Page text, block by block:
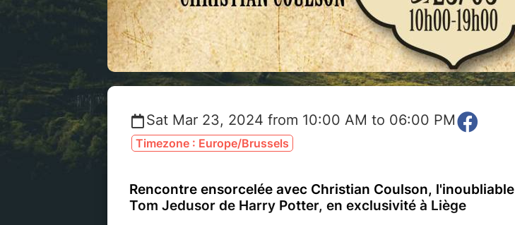
Sat Mar 23, 2024 from 10:00 AM to 06:00 PM
Timezone : Europe/Brussels
Rencontre ensorcelée avec Christian Coulson, l'inoubliable
Tom Jedusor de Harry Potter, en exclusivité à Liège